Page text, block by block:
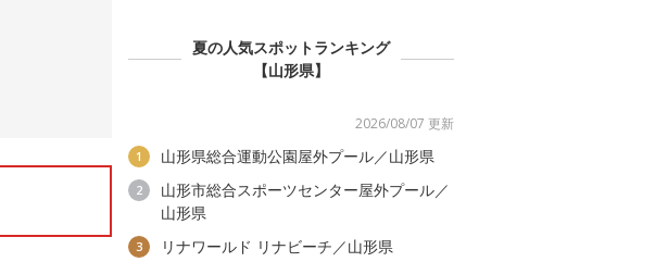
夏の人気スポットランキング
【山形県】
2026/08/07 更新
1 山形県総合運動公園屋外プール／山形県
2
山形市総合スポーツセンター屋外プール／
山形県
3 リナワールド リナビーチ／山形県